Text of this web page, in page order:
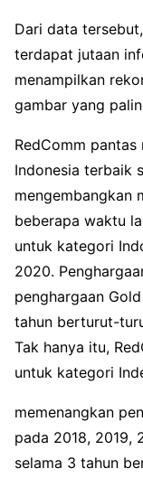
Dari data
terdapat jutaan
menampilkan
gambar yang
RedComm
Indonesia terbaik
mengembangkan
beberapa waktu
untuk kategori
2020.
penghargaan
tahun berturut-
Tak hanya itu,
untuk kategori
memenangkan
pada 2018, 2019,
selama 3 tahun